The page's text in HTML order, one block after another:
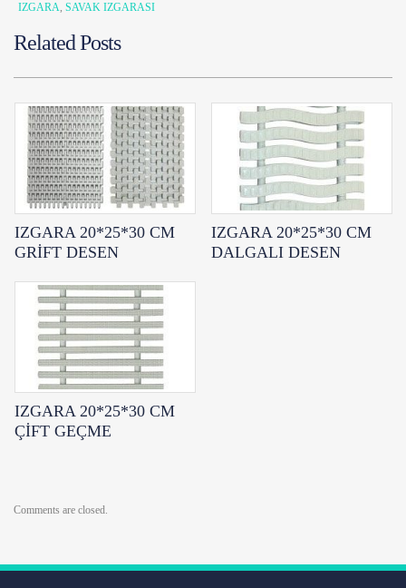
IZGARA, SAVAK IZGARASI
Related Posts
IZGARA 20*25*30 CM
GRİFT DESEN
IZGARA 20*25*30 CM
DALGALI DESEN
IZGARA 20*25*30 CM
ÇİFT GEÇME
Comments are closed.